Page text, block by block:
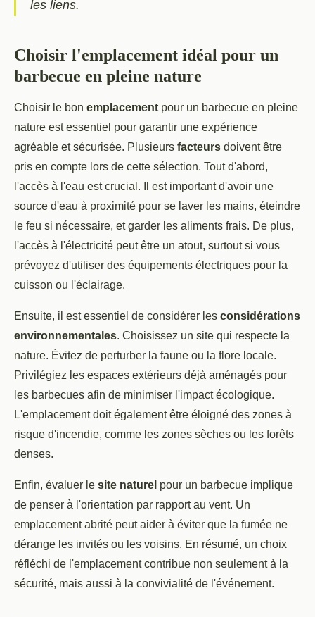
les liens.
Choisir l'emplacement idéal pour un
barbecue en pleine nature
Choisir le bon emplacement pour un barbecue en pleine
nature est essentiel pour garantir une expérience
agréable et sécurisée. Plusieurs facteurs doivent être
pris en compte lors de cette sélection. Tout d'abord,
l'accès à l'eau est crucial. Il est important d'avoir une
source d'eau à proximité pour se laver les mains, éteindre
le feu si nécessaire, et garder les aliments frais. De plus,
l'accès à l'électricité peut être un atout, surtout si vous
prévoyez d'utiliser des équipements électriques pour la
cuisson ou l'éclairage.
Ensuite, il est essentiel de considérer les considérations
environnementales. Choisissez un site qui respecte la
nature. Évitez de perturber la faune ou la flore locale.
Privilégiez les espaces extérieurs déjà aménagés pour
les barbecues afin de minimiser l'impact écologique.
L'emplacement doit également être éloigné des zones à
risque d'incendie, comme les zones sèches ou les forêts
denses.
Enfin, évaluer le site naturel pour un barbecue implique
de penser à l'orientation par rapport au vent. Un
emplacement abrité peut aider à éviter que la fumée ne
dérange les invités ou les voisins. En résumé, un choix
réfléchi de l'emplacement contribue non seulement à la
sécurité, mais aussi à la convivialité de l'événement.